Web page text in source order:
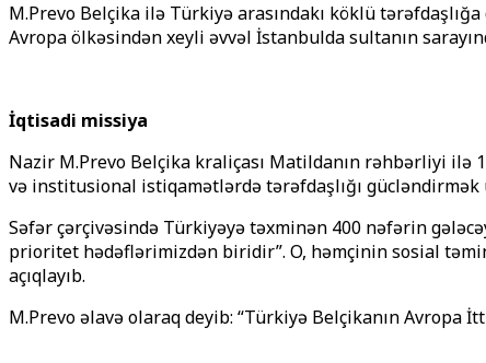
M.Prevo Belçika ilə Türkiyə arasındakı köklü
Avropa ölkəsindən xeyli əvvəl İstanbulda sultanın
İqtisadi missiya
Nazir M.Prevo Belçika kraliçası Matildanın rəhbərliyi
və institusional istiqamətlərdə tərəfdaşlığı
Səfər çərçivəsində Türkiyəyə təxminən 400 nəfərin
prioritet hədəflərimizdən biridir”. O, həmçinin sosial
açıqlayıb.
M.Prevo əlavə olaraq deyib: “Türkiyə Belçikanın Avropa